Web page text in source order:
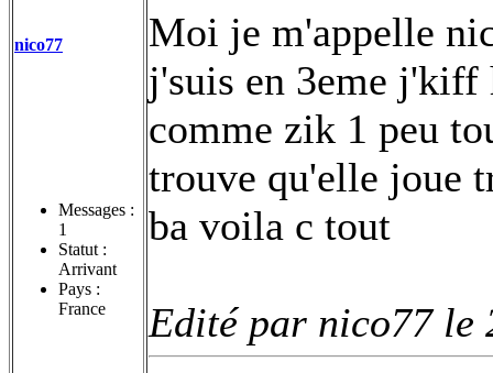
nico77
Messages :
1
Statut :
Arrivant
Pays :
France
Moi je m'appelle
j'suis en 3eme j'kiff
comme zik 1 peu
trouve qu'elle joue
ba voila c tout
Edité par nico77 le